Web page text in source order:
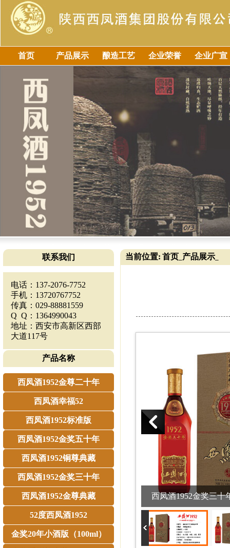
首页 产品展示 酿造工艺 企业荣誉 企业广宣
联系我们
电话：137-2076-7752
手机：13720767752
传真：029-88881559
Q Q：1364990043
地址：西安市高新区西部
大道117号
产品名称
西凤酒1952金尊二十年
西凤酒幸福52
西凤酒1952标准版
西凤酒1952金奖五十年
西凤酒1952铜尊典藏
西凤酒1952金奖三十年
西凤酒1952金尊典藏
52度西凤酒1952
金奖20年小酒版（100ml）
当前位置: 首页 产品展示
西凤酒1952金奖三十